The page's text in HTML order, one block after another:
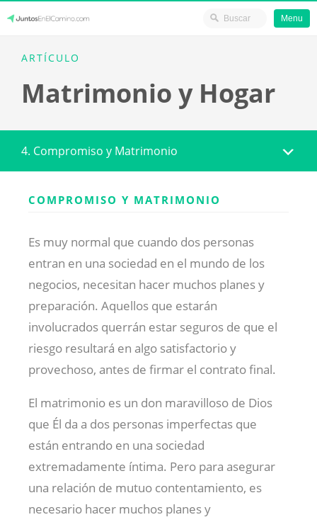
content
JuntosEnElCamino.com
Menu
ARTÍCULO
Matrimonio y Hogar
4. Compromiso y Matrimonio
COMPROMISO Y MATRIMONIO
Es muy normal que cuando dos personas
entran en una sociedad en el mundo de los
negocios, necesitan hacer muchos planes y
preparación. Aquellos que estarán
involucrados querrán estar seguros de que el
riesgo resultará en algo satisfactorio y
provechoso, antes de firmar el contrato final.
El matrimonio es un don maravilloso de Dios
que Él da a dos personas imperfectas que
están entrando en una sociedad
extremadamente íntima. Pero para asegurar
una relación de mutuo contentamiento, es
necesario hacer muchos planes y